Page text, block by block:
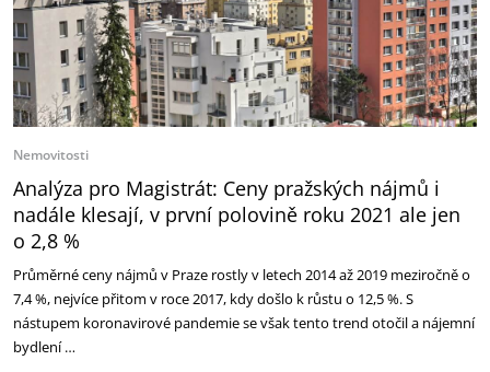
Nemovitosti
Analýza pro Magistrát: Ceny pražských nájmů i
nadále klesají, v první polovině roku 2021 ale jen
o 2,8 %
Průměrné ceny nájmů v Praze rostly v letech 2014 až 2019 meziročně o
7,4 %, nejvíce přitom v roce 2017, kdy došlo k růstu o 12,5 %. S
nástupem koronavirové pandemie se však tento trend otočil a nájemní
bydlení …